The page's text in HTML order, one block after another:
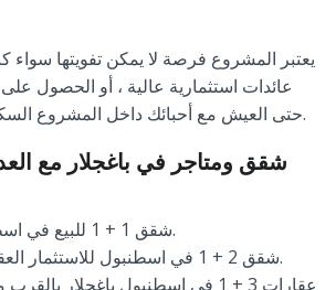
يعتبر المشروع فرصة لا يمكن تفويتها سواء
عائدات استثمارية عالية ، أو الحصول على
حتى العيش مع أحبائك داخل المشروع السكني. لا تفوت الفرصة.
شقق ومتاجر في باغجلار مع
شقق 1 + 1 للبيع في اسطنبول باغجلار.
شقق 2 + 1 في اسطنبول للاستثمار العقاري في تركيا.
عقارات 3 + 1 في اسطنبول باغجلار